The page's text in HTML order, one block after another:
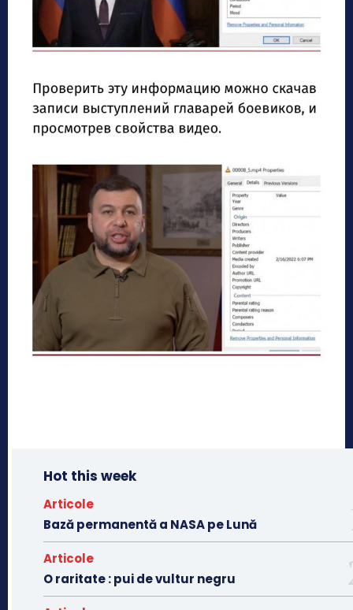
Hot this week
Articole
Bază permanentă a NASA pe Lună
Articole
O raritate : pui de vultur negru